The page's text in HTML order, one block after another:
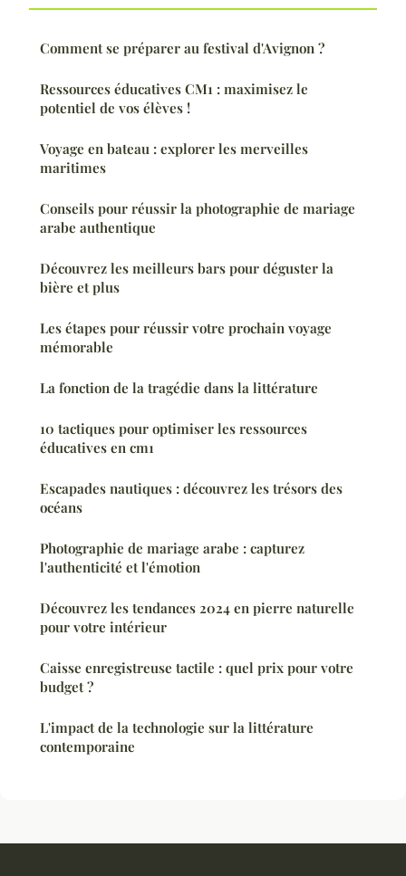
Comment se préparer au festival d'Avignon ?
Ressources éducatives CM1 : maximisez le
potentiel de vos élèves !
Voyage en bateau : explorer les merveilles
maritimes
Conseils pour réussir la photographie de mariage
arabe authentique
Découvrez les meilleurs bars pour déguster la
bière et plus
Les étapes pour réussir votre prochain voyage
mémorable
La fonction de la tragédie dans la littérature
10 tactiques pour optimiser les ressources
éducatives en cm1
Escapades nautiques : découvrez les trésors des
océans
Photographie de mariage arabe : capturez
l'authenticité et l'émotion
Découvrez les tendances 2024 en pierre naturelle
pour votre intérieur
Caisse enregistreuse tactile : quel prix pour votre
budget ?
L'impact de la technologie sur la littérature
contemporaine